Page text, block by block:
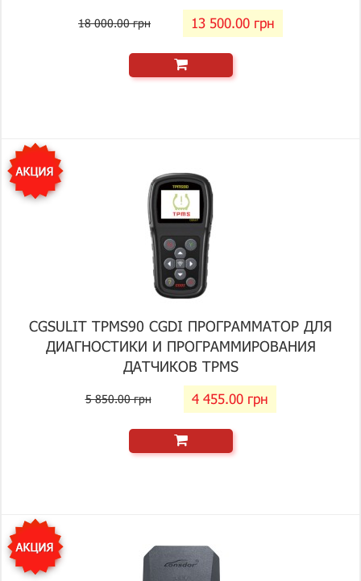
18 000.00 грн 13 500.00 грн
CGSULIT TPMS90 CGDI ПРОГРАММАТОР ДЛЯ
ДИАГНОСТИКИ И ПРОГРАММИРОВАНИЯ
ДАТЧИКОВ TPMS
5 850.00 грн 4 455.00 грн